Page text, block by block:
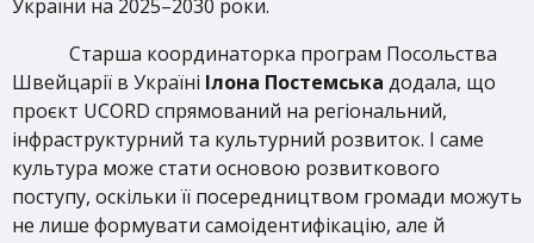
України на 2025–2030 роки.
Старша координаторка програм Посольства
Швейцарії в Україні Ілона Постемська додала, що
проєкт UCORD спрямований на регіональний,
інфраструктурний та культурний розвиток. І саме
культура може стати основою розвиткового
поступу, оскільки її посередництвом громади можуть
не лише формувати самоідентифікацію, але й